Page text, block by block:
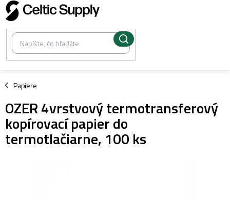
Prejsť
na
obsah
Papiere
/
OZER 4vrstvový termotransferový
kopírovací papier do
termotlačiarne, 100 ks